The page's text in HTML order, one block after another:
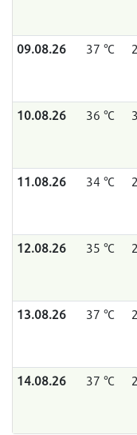
09.08.26 37 °C
10.08.26 36 °C
11.08.26 34 °C
12.08.26 35 °C
13.08.26 37 °C
14.08.26 37 °C